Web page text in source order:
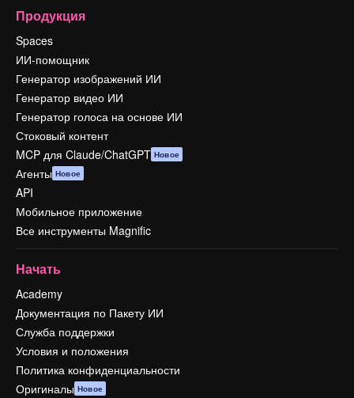
Продукция
Spaces
ИИ-помощник
Генератор изображений ИИ
Генератор видео ИИ
Генератор голоса на основе ИИ
Стоковый контент
MCP для Claude/ChatGPT Новое
Агенты Новое
API
Мобильное приложение
Все инструменты Magnific
Начать
Academy
Документация по Пакету ИИ
Служба поддержки
Условия и положения
Политика конфиденциальности
Оригиналы Новое